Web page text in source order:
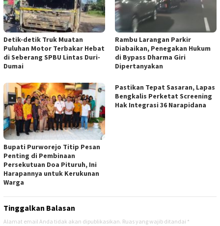
Detik-detik Truk Muatan
Puluhan Motor Terbakar Hebat
di Seberang SPBU Lintas Duri-
Dumai
Rambu Larangan Parkir
Diabaikan, Penegakan Hukum
di Bypass Dharma Giri
Dipertanyakan
Bupati Purworejo Titip Pesan
Penting di Pembinaan
Persekutuan Doa Pituruh, Ini
Harapannya untuk Kerukunan
Warga
Pastikan Tepat Sasaran, Lapas
Bengkalis Perketat Screening
Hak Integrasi 36 Narapidana
Tinggalkan Balasan
Alamat email Anda tidak akan dipublikasikan. Ruas yang wajib ditandai *